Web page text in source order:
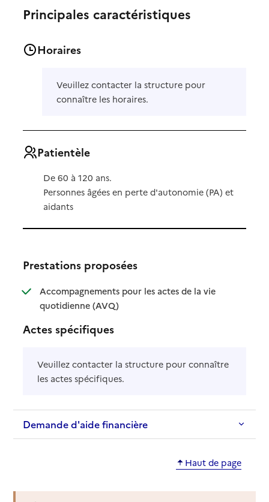
Principales caractéristiques
Horaires
Veuillez contacter la structure pour
connaître les horaires.
Patientèle
De 60 à 120 ans.
Personnes âgées en perte d'autonomie (PA) et
aidants
Prestations proposées
Accompagnements pour les actes de la vie
quotidienne (AVQ): disponible
: non disponible
Actes spécifiques
Veuillez contacter la structure pour connaître
les actes spécifiques.
Demande d'aide financière
Haut de page